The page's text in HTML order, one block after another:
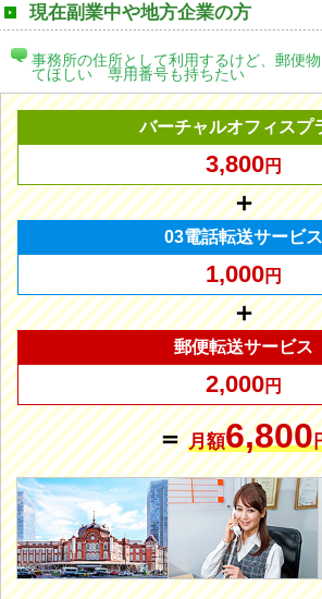
現在副業中や地方企業の方
事務所の住所として利用するけど、郵便
てほしい 専用番号も持ちたい
バーチャルオフィスプ
3,800円
＋
03電話転送サービス
1,000円
＋
郵便転送サービス
2,000円
＝ 月額6,800